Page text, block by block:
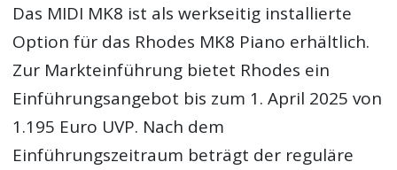
Das MIDI MK8 ist als werkseitig installierte
Option für das Rhodes MK8 Piano erhältlich.
Zur Markteinführung bietet Rhodes ein
Einführungsangebot bis zum 1. April 2025 von
1.195 Euro UVP. Nach dem
Einführungszeitraum beträgt der reguläre